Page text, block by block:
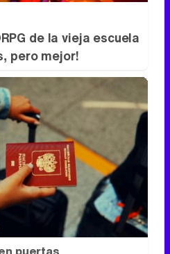
puertas
poderosos del